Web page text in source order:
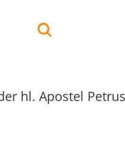
hl. Apostel